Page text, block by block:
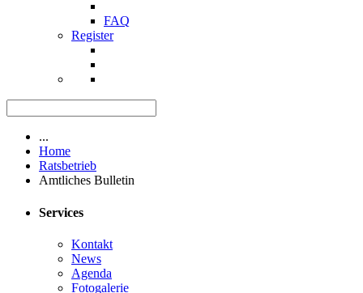
FAQ
Register
...
Home
Ratsbetrieb
Amtliches Bulletin
Services
Kontakt
News
Agenda
Fotogalerie